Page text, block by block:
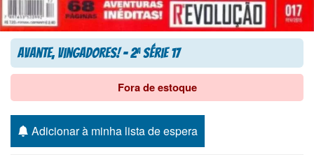
Avante, Vingadores! – 2aSérie 17
Fora de estoque
Adicionar à minha lista de espera